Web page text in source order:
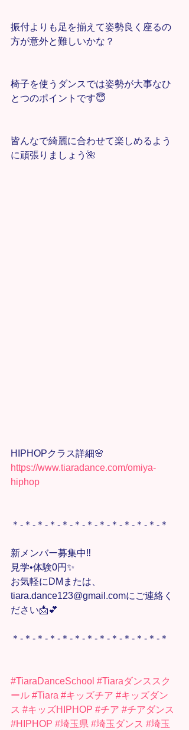
振付よりも足を揃えて姿勢良く座るの
方が意外と難しいかな？
椅子を使うダンスでは姿勢が大事なひ
とつのポイントです😇
皆んなで綺麗に合わせて楽しめるよう
に頑張りましょう🌺
HIPHOPクラス詳細🌸
https://www.tiaradance.com/omiya-
hiphop
＊-＊-＊-＊-＊-＊-＊-＊-＊-＊-＊-＊-＊
新メンバー募集中‼️
見学•体験0円✨
お気軽にDMまたは、
tiara.dance123@gmail.comにご連絡く
ださい📩💕
＊-＊-＊-＊-＊-＊-＊-＊-＊-＊-＊-＊-＊
#TiaraDanceSchool #Tiaraダンススク
ール #Tiara #キッズチア #キッズダン
ス #キッズHIPHOP #チア #チアダンス
#HIPHOP #埼玉県 #埼玉ダンス #埼玉